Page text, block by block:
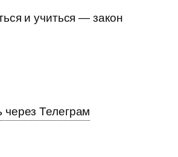
и учиться — закон
через Телеграм